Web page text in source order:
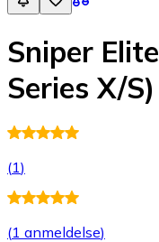
Sniper
Series X/S)
(1)
(1 anmeldelse)